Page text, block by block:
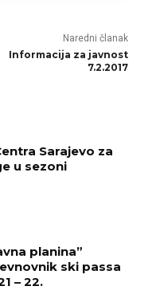
Naredni članak
Informacija za javnost
7.2.2017
Sarajevo za
u sezoni
planina”
ski passa
– 22.